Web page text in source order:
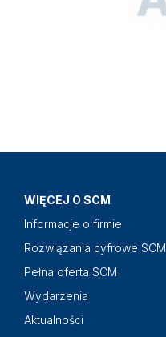
WIĘCEJ O SCM
Informacje o firmie
Rozwiązania cyfrowe SCM
Pełna oferta SCM
Wydarzenia
Aktualności